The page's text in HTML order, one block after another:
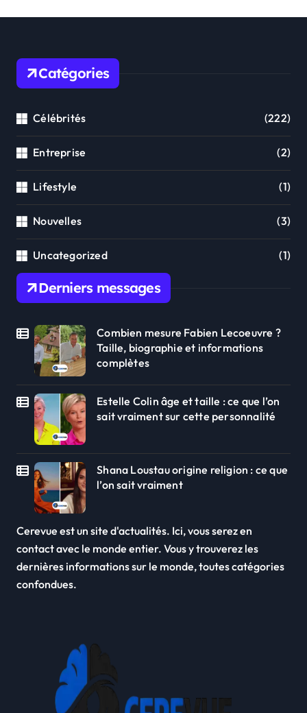
Catégories
Célébrités (222)
Entreprise (2)
Lifestyle (1)
Nouvelles (3)
Uncategorized (1)
Derniers messages
Combien mesure Fabien Lecoeuvre ?
Taille, biographie et informations
complètes
Estelle Colin âge et taille : ce que l’on
sait vraiment sur cette personnalité
Shana Loustau origine religion : ce que
l’on sait vraiment
Cerevue est un site d'actualités. Ici, vous serez en
contact avec le monde entier. Vous y trouverez les
dernières informations sur le monde, toutes catégories
confondues.